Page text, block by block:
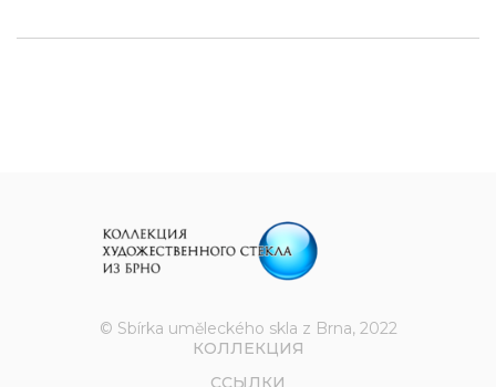
© Sbírka uměleckého skla z Brna, 2022
КОЛЛЕКЦИЯ
ССЫЛКИ